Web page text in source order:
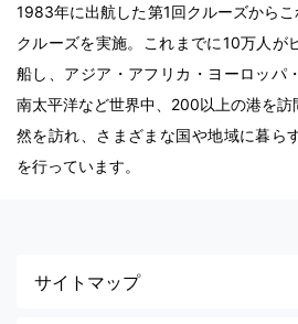
1983年に出航した第1回クルーズから
クルーズを実施。これまでに10万人が
船し、アジア・アフリカ・ヨーロッパ
南太平洋など世界中、200以上の港を訪
然を訪れ、さまざまな国や地域に暮ら
を行っています。
サイトマップ